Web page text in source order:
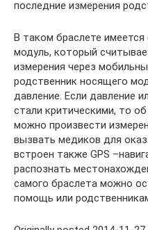
последние измерения
В таком браслете
модуль, который
измерения через
родственник носящего
давление. Если давление
стали критическими, то
можно произвести
вызвать медиков для
встроен также GPS
распознать
самого браслета можно
помощь или